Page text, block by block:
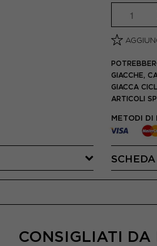
GIACCHE,
GIACCA
ARTICOLI
METODI DI
CONSIGLIATI DA